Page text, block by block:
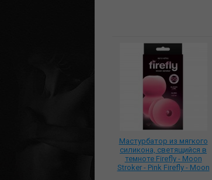
Мастурбатор из мягкого
силикона, светящийся в
темноте Firefly - Moon
Stroker - Pink Firefly - Moon